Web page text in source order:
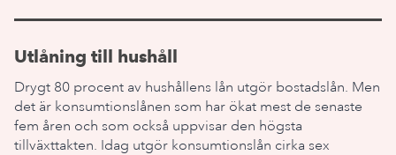
Utlåning till hushåll
Drygt 80 procent av hushållens lån utgör bostadslån. Men
det är konsumtionslånen som har ökat mest de senaste
fem åren och som också uppvisar den högsta
tillväxttakten. Idag utgör konsumtionslån cirka sex